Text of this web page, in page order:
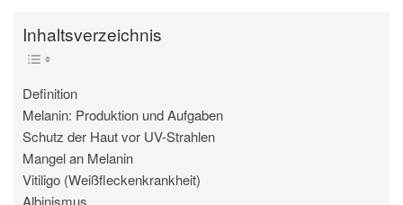
Inhaltsverzeichnis
Definition
Melanin: Produktion und Aufgaben
Schutz der Haut vor UV-Strahlen
Mangel an Melanin
Vitiligo (Weißfleckenkrankheit)